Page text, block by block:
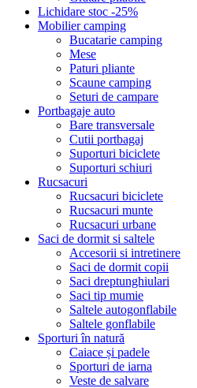
Lichidare stoc -25%
Mobilier camping
Bucatarie camping
Mese
Paturi pliante
Scaune camping
Seturi de campare
Portbagaje auto
Bare transversale
Cutii portbagaj
Suporturi biciclete
Suporturi schiuri
Rucsacuri
Rucsacuri biciclete
Rucsacuri munte
Rucsacuri urbane
Saci de dormit si saltele
Accesorii si intretinere
Saci de dormit copii
Saci dreptunghiulari
Saci tip mumie
Saltele autogonflabile
Saltele gonflabile
Sporturi în natură
Caiace și padele
Sporturi de iarna
Veste de salvare